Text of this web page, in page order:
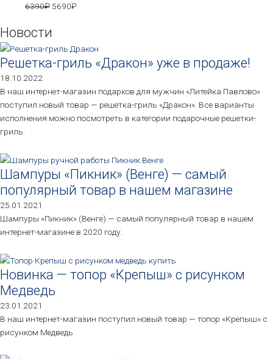
6390₽ 5690₽
Новости
Решетка-гриль «Дракон» уже в продаже!
18.10.2022
В наш интернет-магазин подарков для мужчин «Литейка Павлово»
поступил новый товар — решетка-гриль «Дракон». Все варианты
исполнения можно посмотреть в категории подарочные решетки-
гриль.
Шампуры «Пикник» (Венге) — самый
популярный товар в нашем магазине
25.01.2021
Шампуры «Пикник» (Венге) — самый популярный товар в нашем
интернет-магазине в 2020 году.
Новинка — топор «Крепыш» с рисунком
Медведь
23.01.2021
В наш интернет-магазин поступил новый товар — топор «Крепыш» с
рисунком Медведь